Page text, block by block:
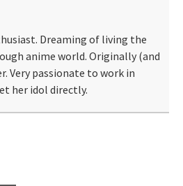
Dreaming of living the
anime world. Originally (and
Very passionate to work in
her idol directly.